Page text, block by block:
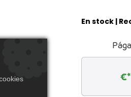
En stock |
€*